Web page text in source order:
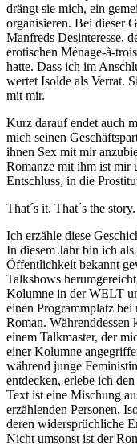
drängt sie mich, ein
organisieren. Bei dieser
Manfreds Desinteresse,
erotischen Ménage-à-
hatte. Dass ich im
wertet Isolde als Verrat.
mit mir.
Kurz darauf endet auch
mich seinen
ihnen Sex mit mir
Romanze mit ihm ist mir
Entschluss, in die
That´s it. That´s the story.
Ich erzähle diese
In diesem Jahr bin ich
Öffentlichkeit bekannt
Talkshows
Kolumne in der WELT
einen Programmplatz
Roman.
einem Talkmaster, der
einer Kolumne
während junge
entdecken, erlebe ich
Text ist eine Mischung
erzählenden Personen,
deren widersprüchliche
Nicht umsonst ist der